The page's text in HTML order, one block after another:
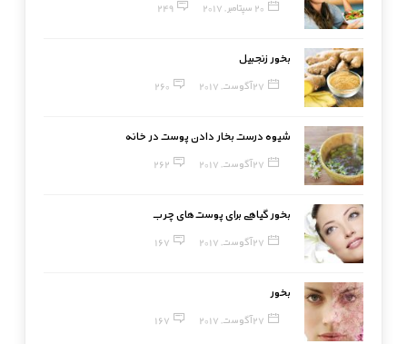
20 سپتامبر, 2017 249
بخور زنجبیل
27 آگوست, 2017 260
شیوه درست بخار دادن پوست در خانه
27 آگوست, 2017 262
بخور گیاهی برای پوست‌های چرب
27 آگوست, 2017 167
بخور
27 آگوست, 2017 167